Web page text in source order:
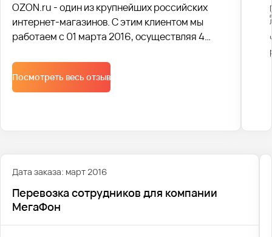
OZON.ru - один из крупнейших российских
интернет-магазинов. С этим клиентом мы
работаем с 01 марта 2016, осуществляя 4
Посмотреть весь отзыв
Дата заказа: март 2016
Перевозка сотрудников для компании
МегаФон